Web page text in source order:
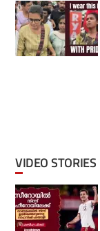
VIDEO STORIES